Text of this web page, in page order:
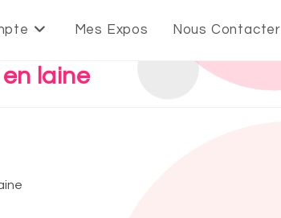
Mes Expos Nous Contacter
laine